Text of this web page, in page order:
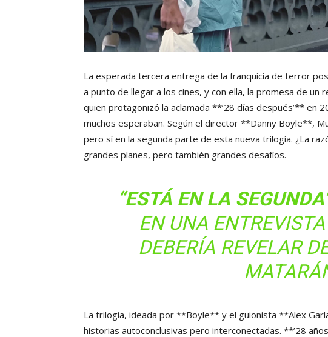
La esperada tercera entrega de la franquicia de terror
a punto de llegar a los cines, y con ella, la promesa de un
quien protagonizó la aclamada **’28 días después’** en
muchos esperaban. Según el director **Danny Boyle**,
pero sí en la segunda parte de esta nueva trilogía. ¿La
grandes planes, pero también grandes desafíos.
“ESTÁ EN LA
EN UNA
DEBERÍA REVELAR
La trilogía, ideada por **Boyle** y el guionista **Alex
historias autoconclusivas pero interconectadas. **’28